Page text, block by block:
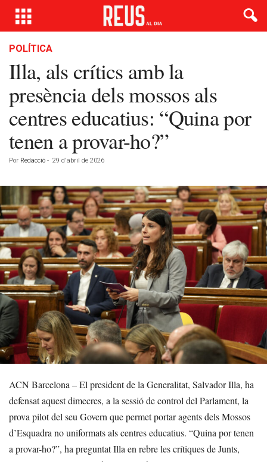
POLÍTICA
Illa, als crítics amb la
presència dels mossos als
centres educatius: “Quina por
tenen a provar-ho?”
Por Redacció - 29 d'abril de 2026
ACN Barcelona – El president de la Generalitat, Salvador Illa, ha
defensat aquest dimecres, a la sessió de control del Parlament, la
prova pilot del seu Govern que permet portar agents dels Mossos
d’Esquadra no uniformats als centres educatius. “Quina por tenen
a provar-ho?”, ha preguntat Illa en rebre les crítiques de Junts,